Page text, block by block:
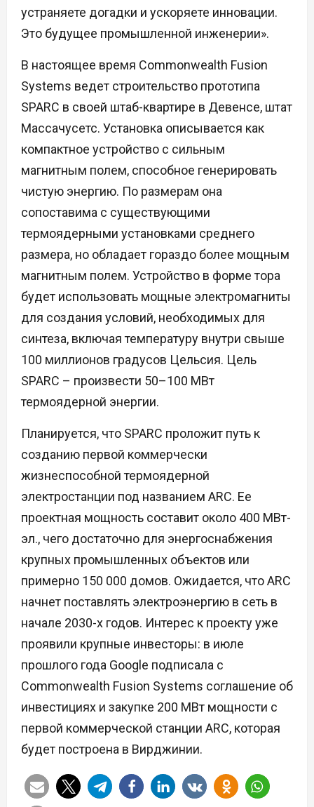
устраняете догадки и ускоряете инновации.
Это будущее промышленной инженерии».
В настоящее время Commonwealth Fusion
Systems ведет строительство прототипа
SPARC в своей штаб-квартире в Девенсе, штат
Массачусетс. Установка описывается как
компактное устройство с сильным
магнитным полем, способное генерировать
чистую энергию. По размерам она
сопоставима с существующими
термоядерными установками среднего
размера, но обладает гораздо более мощным
магнитным полем. Устройство в форме тора
будет использовать мощные электромагниты
для создания условий, необходимых для
синтеза, включая температуру внутри свыше
100 миллионов градусов Цельсия. Цель
SPARC – произвести 50–100 МВт
термоядерной энергии.
Планируется, что SPARC проложит путь к
созданию первой коммерчески
жизнеспособной термоядерной
электростанции под названием ARC. Ее
проектная мощность составит около 400 МВт-
эл., чего достаточно для энергоснабжения
крупных промышленных объектов или
примерно 150 000 домов. Ожидается, что ARC
начнет поставлять электроэнергию в сеть в
начале 2030-х годов. Интерес к проекту уже
проявили крупные инвесторы: в июле
прошлого года Google подписала с
Commonwealth Fusion Systems соглашение об
инвестициях и закупке 200 МВт мощности с
первой коммерческой станции ARC, которая
будет построена в Вирджинии.